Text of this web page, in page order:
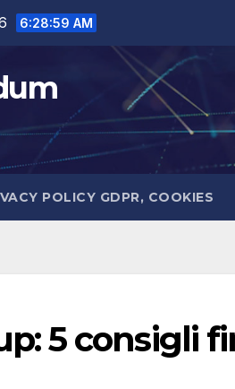
6:29:00 AM
POLICY GDPR, COOKIES
5 consigli